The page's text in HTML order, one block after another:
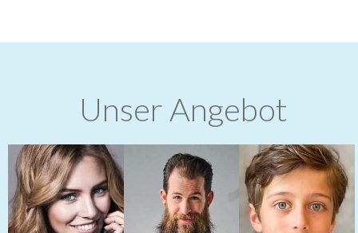
Unser Angebot